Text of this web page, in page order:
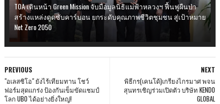
TOA เดินหน้า Green Mission จับมือมูลนิธิแม่ฟ้าหลวงฯ ฟื้นฟูผืนป่า
สร้างแหล่งดูดซับคาร์บอน ยกระดับคุณภาพชีวิตชุมชน สู่เป้าหมาย
Net Zero 2050
NEXT
พิธีกร(เคนโด้)เกรียงไกรมาศ พจน
สุนทรเชิญร่วมเปิดตัว บริษัท KENDO
GLOBAL
PREVIOUS
"อเลสซิโอ" ยังไร้เทียมทาน โชว์
ฟอร์มสุดแกร่ง ป้องกันเข็มขัดแชมป์
โลก UBO ได้อย่างยิ่งใหญ่!